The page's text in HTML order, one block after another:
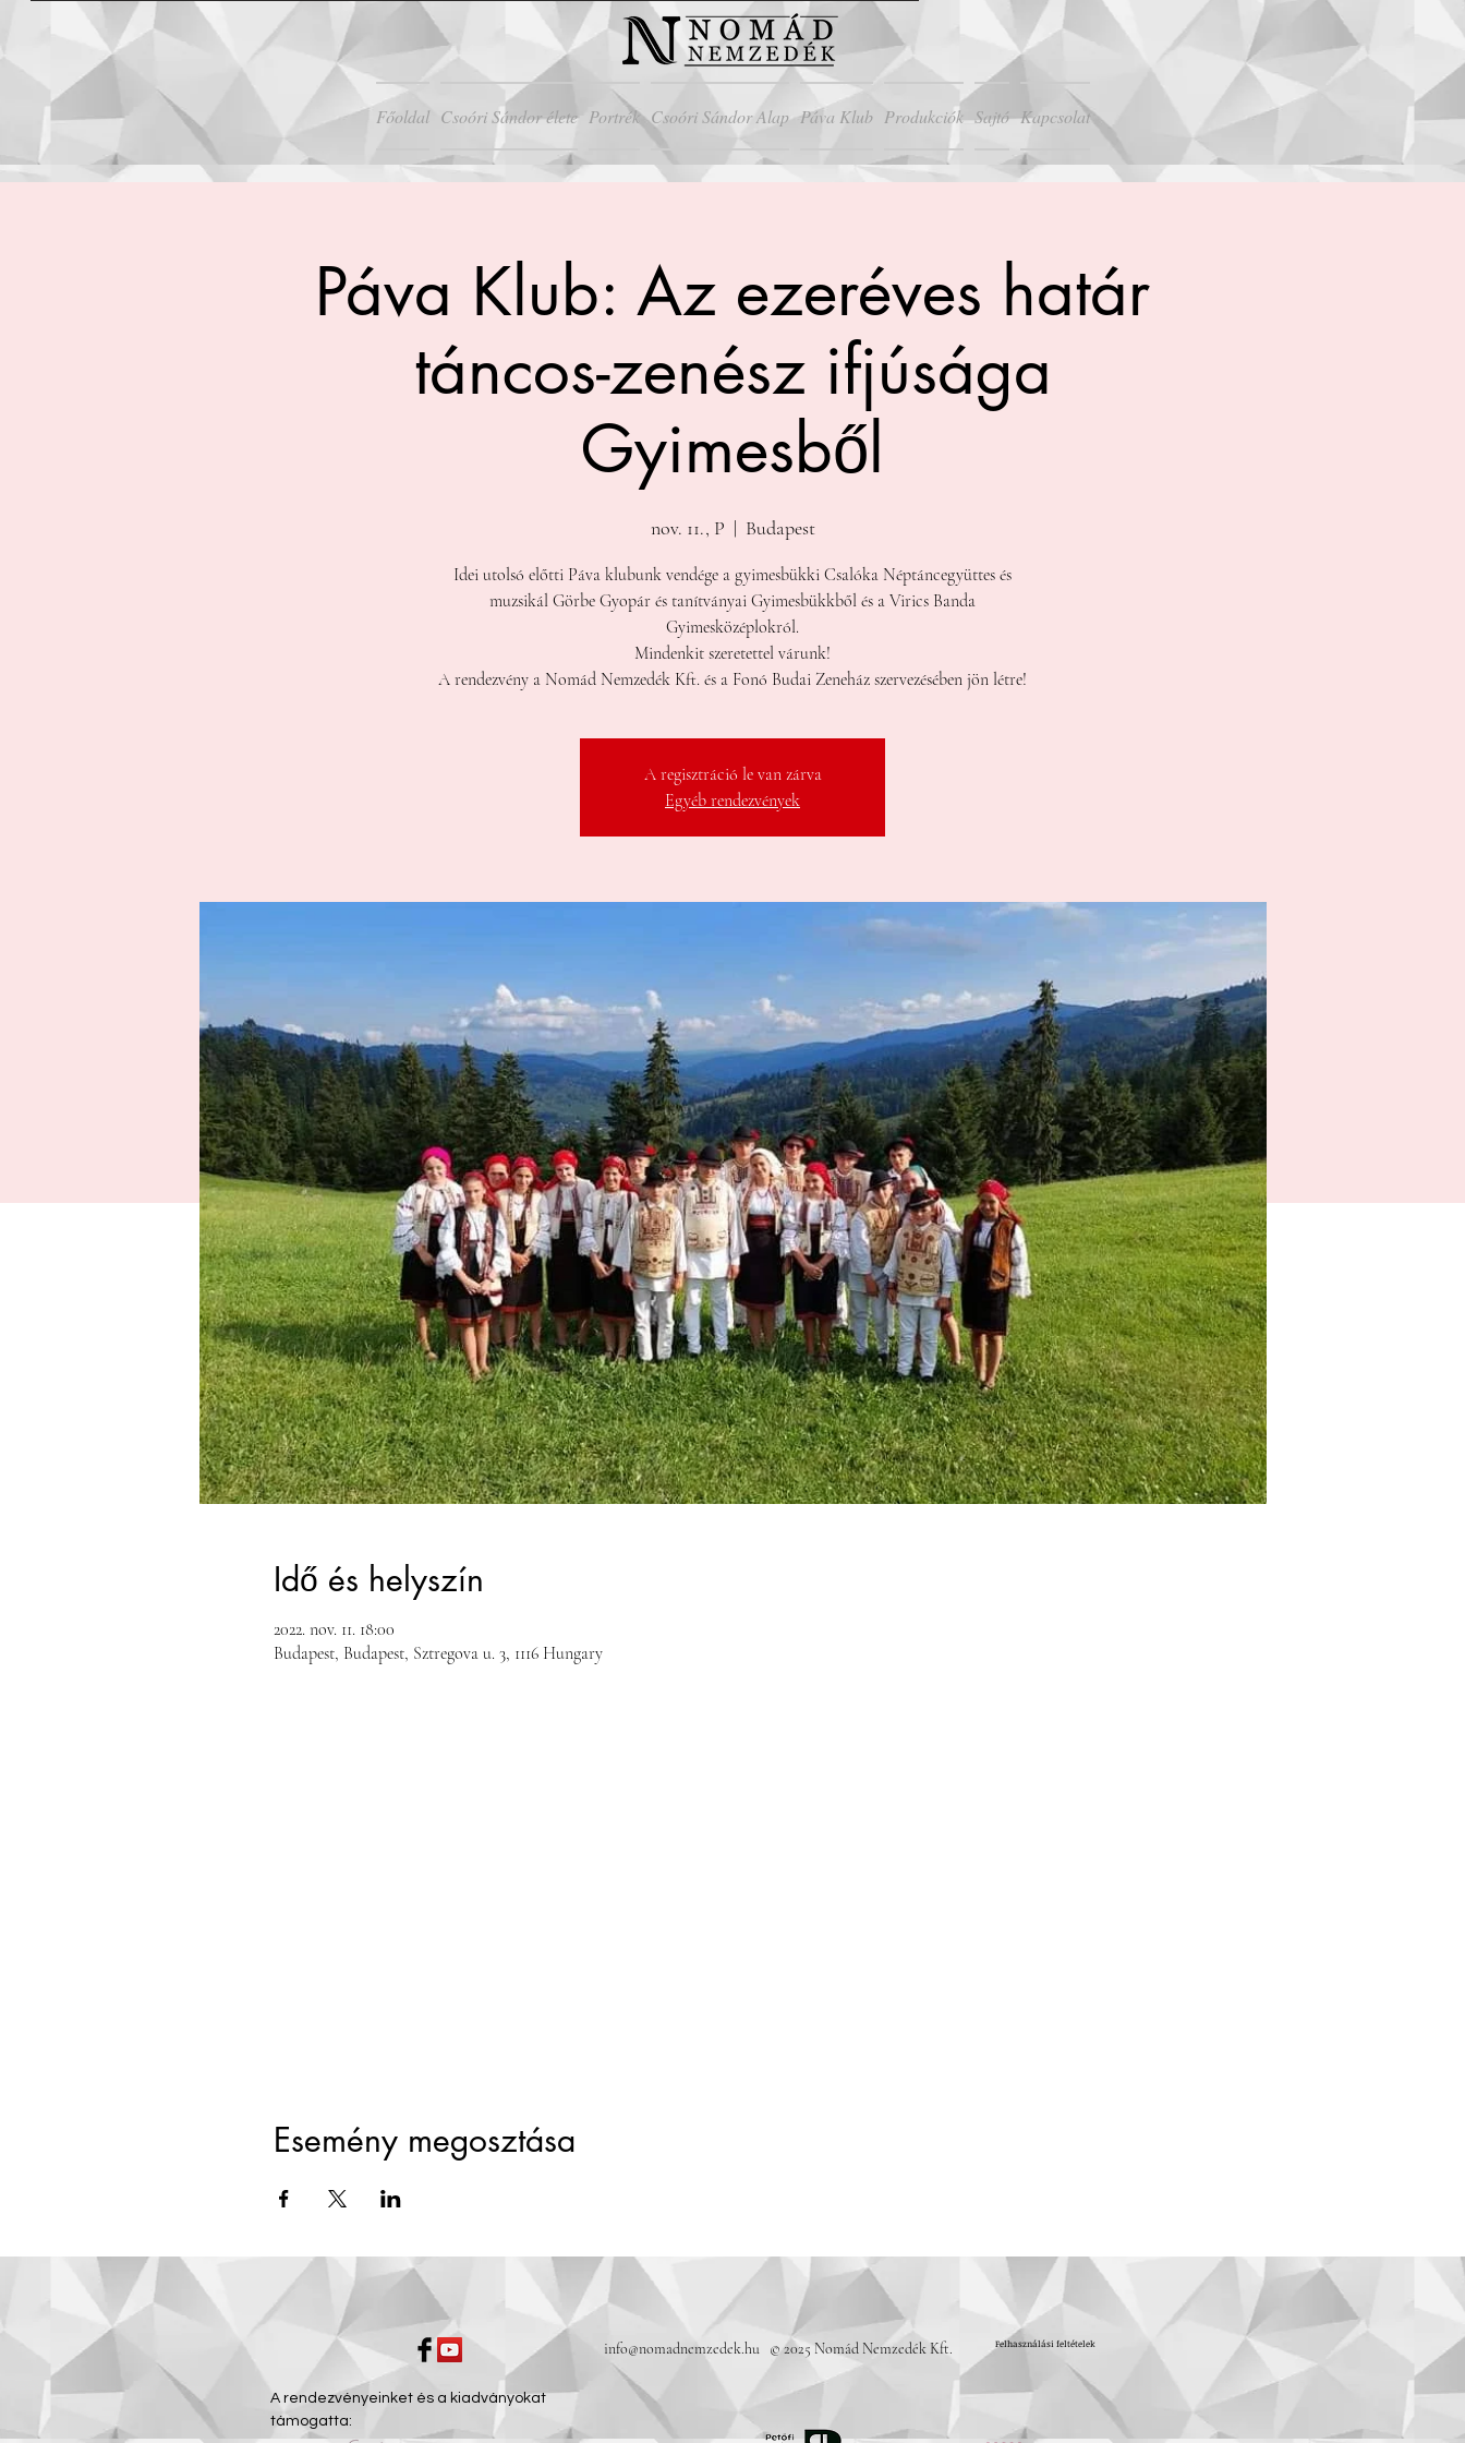
Főoldal Csoóri Sándor élete Portrék Csoóri Sándor Alap Páva Klub Produkciók Sajtó Kapcsolat
Páva Klub: Az ezeréves határ
táncos-zenész ifjúsága
Gyimesből
nov. 11., P
  |
Budapest
Idei utolsó előtti Páva klubunk vendége a gyimesbükki Csalóka Néptáncegyüttes és
muzsikál Görbe Gyopár és tanítványai Gyimesbükkből és a Virics Banda
Gyimesközéplokról.
Mindenkit szeretettel várunk!
A rendezvény a Nomád Nemzedék Kft. és a Fonó Budai Zeneház szervezésében jön létre!
A regisztráció le van zárva
Egyéb rendezvények
Idő és helyszín
2022. nov. 11. 18:00
Budapest, Budapest, Sztregova u. 3, 1116 Hungary
Esemény megosztása
info@nomadnemzedek.hu © 2025 Nomád Nemzedék Kft. Felhasználási feltételek
A rendezvényeinket és a kiadványokat
támogatta: